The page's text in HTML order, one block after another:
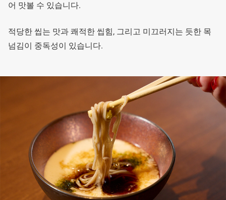
어 맛볼 수 있습니다.
적당한 씹는 맛과 쾌적한 씹힘, 그리고 미끄러지는 듯한 목
넘김이 중독성이 있습니다.